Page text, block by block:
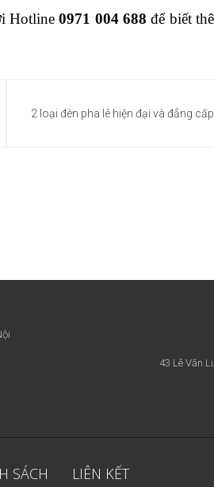
Hotline0971 004 688 để biết
2 loại đèn pha lê hiện đại và đẳng
43 Lê Văn
SÁCH LIÊN KẾT